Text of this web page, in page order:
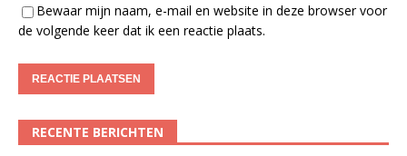
Bewaar mijn naam, e-mail en website in deze browser voor
de volgende keer dat ik een reactie plaats.
RECENTE BERICHTEN